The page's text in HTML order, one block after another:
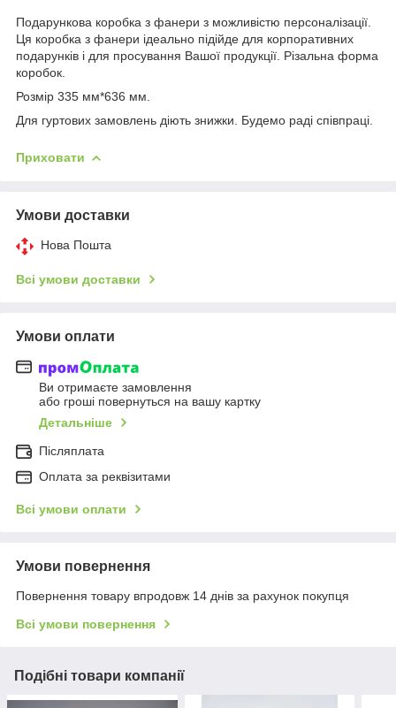
Подарункова коробка з фанери з можливістю персоналізації.
Ця коробка з фанери ідеально підійде для корпоративних
подарунків і для просування Вашої продукції. Різальна форма
коробок.
Розмір 335 мм*636 мм.
Для гуртових замовлень діють знижки. Будемо раді співпраці.
Приховати
Умови доставки
Нова Пошта
Всі умови доставки
Умови оплати
Ви отримаєте замовлення
або гроші повернуться на вашу картку
Детальніше
Післяплата
Оплата за реквізитами
Всі умови оплати
Умови повернення
Повернення товару впродовж 14 днів за рахунок покупця
Всі умови повернення
Подібні товари компанії